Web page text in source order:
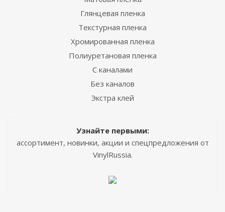
Глянцевая пленка
Текстурная пленка
Хромированная пленка
Полиуретановая пленка
С каналами
Без каналов
Экстра клей
Узнайте первыми:
ассортимент, новинки, акции и спецпредложения от
VinylRussia.